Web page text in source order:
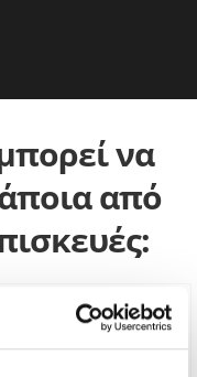
να
από